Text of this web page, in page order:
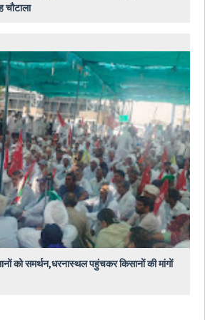
चौटाला
को समर्थन,धरनास्थल पहुंचकर किसानों की मांगों